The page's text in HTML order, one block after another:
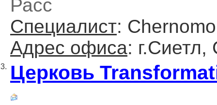
Расс
Специалист:
Адрес офиса:
3. Церковь